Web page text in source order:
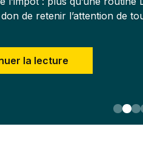
don de retenir l’attention de
la lecture